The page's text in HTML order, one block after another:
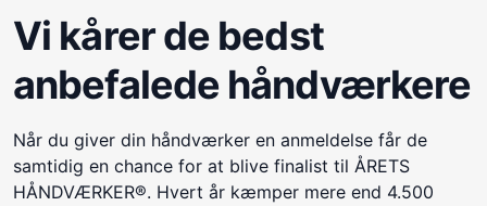
Vi kårer de bedst
anbefalede håndværkere
Når du giver din håndværker en anmeldelse får de
samtidig en chance for at blive finalist til ÅRETS
HÅNDVÆRKER®. Hvert år kæmper mere end 4.500